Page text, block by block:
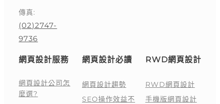
傳真:
(02)2747-
9736
網頁設計服務
網頁設計公司怎
麼選?
網頁設計必讀
網頁設計趨勢
SEO操作效益不
RWD網頁設計
RWD網頁設計
手機版網頁設計